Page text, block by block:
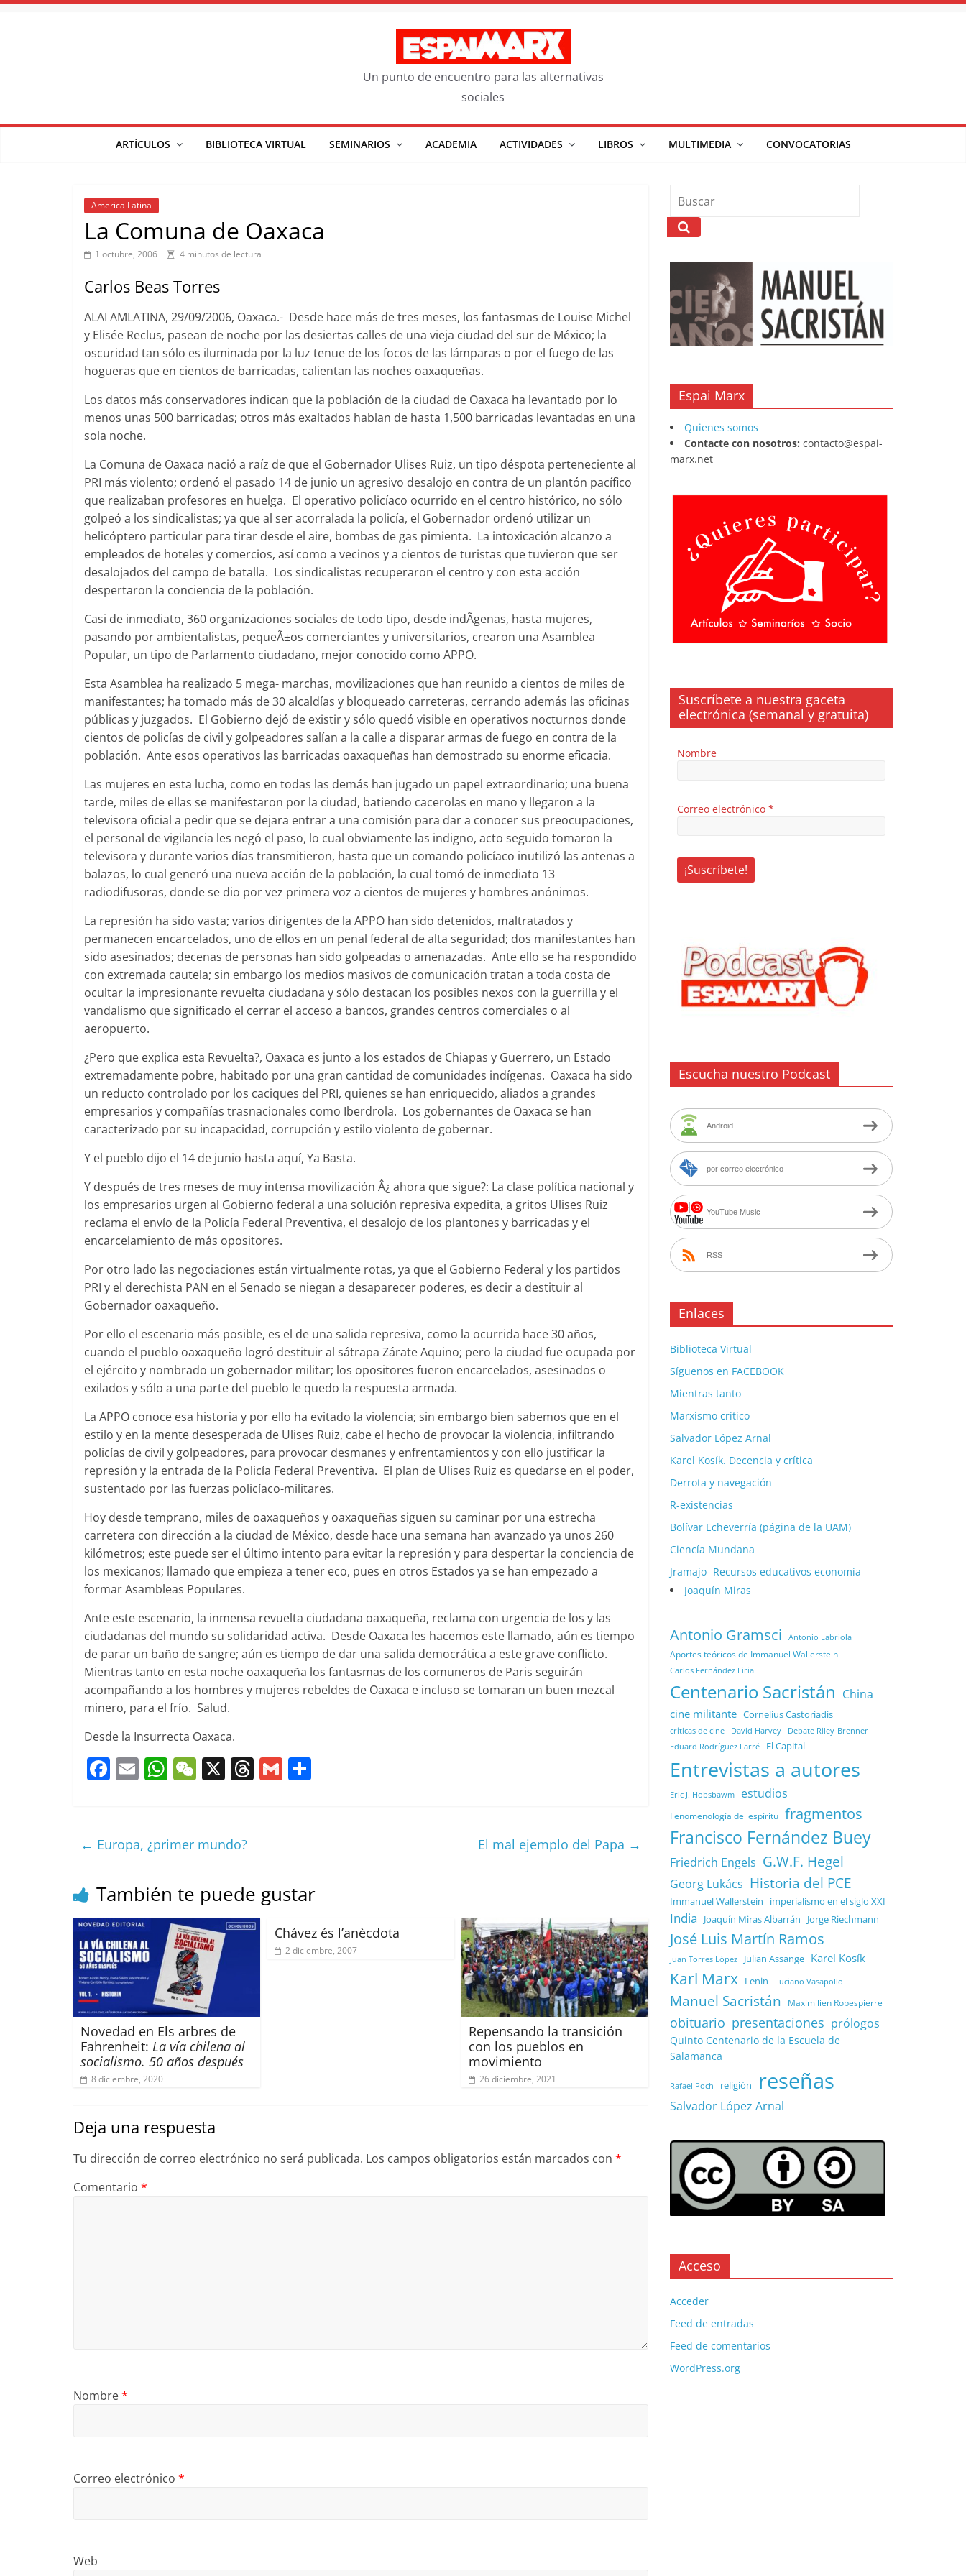
Saltar
Un punto de encuentro para las alternativas
sociales
ARTÍCULOS BIBLIOTECA VIRTUAL SEMINARIOS ACADEMIA ACTIVIDADES LIBROS MULTIMEDIA CONVOCATORIAS
America Latina
La Comuna de Oaxaca
1 octubre, 2006 4 minutos de lectura
Carlos Beas Torres
ALAI AMLATINA, 29/09/2006, Oaxaca.- Desde hace más de tres meses, los fantasmas de Louise Michel
y Elisée Reclus, pasean de noche por las desiertas calles de una vieja ciudad del sur de México; la
oscuridad tan sólo es iluminada por la luz tenue de los focos de las lámparas o por el fuego de las
hogueras que en cientos de barricadas, calientan las noches oaxaqueñas.
Los datos más conservadores indican que la población de la ciudad de Oaxaca ha levantado por lo
menos unas 500 barricadas; otros más exaltados hablan de hasta 1,500 barricadas levantadas en una
sola noche.
La Comuna de Oaxaca nació a raí­z de que el Gobernador Ulises Ruiz, un tipo déspota perteneciente al
PRI más violento; ordenó el pasado 14 de junio un agresivo desalojo en contra de un plantón pací­fico
que realizaban profesores en huelga. El operativo policíaco ocurrido en el centro histórico, no sólo
golpeó a los sindicalistas; ya que al ser acorralada la policí­a, el Gobernador ordenó utilizar un
helicóptero particular para tirar desde el aire, bombas de gas pimienta. La intoxicación alcanzo a
empleados de hoteles y comercios, así­ como a vecinos y a cientos de turistas que tuvieron que ser
desalojados del campo de batalla. Los sindicalistas recuperaron el centro y con esta acción
despertaron la conciencia de la población.
Casi de inmediato, 360 organizaciones sociales de todo tipo, desde indÃ­genas, hasta mujeres,
pasando por ambientalistas, pequeÃ±os comerciantes y universitarios, crearon una Asamblea
Popular, un tipo de Parlamento ciudadano, mejor conocido como APPO.
Esta Asamblea ha realizado 5 mega- marchas, movilizaciones que han reunido a cientos de miles de
manifestantes; ha tomado más de 30 alcaldías y bloqueado carreteras, cerrando además las oficinas
públicas y juzgados. El Gobierno dejó de existir y sólo quedó visible en operativos nocturnos donde
cientos de policías de civil y golpeadores salían a la calle a disparar armas de fuego en contra de la
población. Ante esos operativos las barricadas oaxaqueñas han demostrado su enorme eficacia.
Las mujeres en esta lucha, como en todas las demás han jugado un papel extraordinario; una buena
tarde, miles de ellas se manifestaron por la ciudad, batiendo cacerolas en mano y llegaron a la
televisora oficial a pedir que se dejara entrar a una comisión para dar a conocer sus preocupaciones,
el personal de vigilancia les negó el paso, lo cual obviamente las indigno, acto seguido tomaron la
televisora y durante varios días transmitieron, hasta que un comando policíaco inutilizó las antenas a
balazos, lo cual generó una nueva acción de la población, la cual tomó de inmediato 13
radiodifusoras, donde se dio por vez primera voz a cientos de mujeres y hombres anónimos.
La represión ha sido vasta; varios dirigentes de la APPO han sido detenidos, maltratados y
permanecen encarcelados, uno de ellos en un penal federal de alta seguridad; dos manifestantes han
sido asesinados; decenas de personas han sido golpeadas o amenazadas. Ante ello se ha respondido
con extremada cautela; sin embargo los medios masivos de comunicación tratan a toda costa de
ocultar la impresionante revuelta ciudadana y sólo destacan los posibles nexos con la guerrilla y el
vandalismo que significado el cerrar el acceso a bancos, grandes centros comerciales o al
aeropuerto.
¿Pero que explica esta Revuelta?, Oaxaca es junto a los estados de Chiapas y Guerrero, un Estado
extremadamente pobre, habitado por una gran cantidad de comunidades indígenas. Oaxaca ha sido
un reducto controlado por los caciques del PRI, quienes se han enriquecido, aliados a grandes
empresarios y compañías trasnacionales como Iberdrola. Los gobernantes de Oaxaca se han
caracterizado por su incapacidad, corrupción y estilo violento de gobernar.
Y el pueblo dijo el 14 de junio hasta aquí, Ya Basta.
Y después de tres meses de muy intensa movilización Â¿ ahora que sigue?: La clase política nacional y
los empresarios urgen al Gobierno federal a una solución represiva expedita, a gritos Ulises Ruiz
reclama el enví­o de la Policía Federal Preventiva, el desalojo de los plantones y barricadas y el
encarcelamiento de más opositores.
Por otro lado las negociaciones están virtualmente rotas, ya que el Gobierno Federal y los partidos
PRI y el derechista PAN en el Senado se niegan a desaparecer poderes, es decir a destituir al
Gobernador oaxaqueño.
Por ello el escenario más posible, es el de una salida represiva, como la ocurrida hace 30 años,
cuando el pueblo oaxaqueño logró destituir al sátrapa Zárate Aquino; pero la ciudad fue ocupada por
el ejército y nombrado un gobernador militar; los opositores fueron encarcelados, asesinados o
exilados y sólo a una parte del pueblo le quedo la respuesta armada.
La APPO conoce esa historia y por ello ha evitado la violencia; sin embargo bien sabemos que en el
estilo y en la mente desesperada de Ulises Ruiz, cabe el hecho de provocar la violencia, infiltrando
policí­as de civil y golpeadores, para provocar desmanes y enfrentamientos y con ello justificar la
represión y la entrada de la Policí­a Federal Preventiva. El plan de Ulises Ruiz es quedarse en el poder,
sustentado por las fuerzas policíaco-militares.
Hoy desde temprano, miles de oaxaqueños y oaxaqueñas siguen su caminar por una estrecha
carretera con dirección a la ciudad de México, desde hace una semana han avanzado ya unos 260
kilómetros; este puede ser el último intento para evitar la represión y para despertar la conciencia de
los mexicanos; llamado que empieza a tener eco, pues en otros Estados ya se han empezado a
formar Asambleas Populares.
Ante este escenario, la inmensa revuelta ciudadana oaxaqueña, reclama con urgencia de los y las
ciudadanas del mundo su solidaridad activa. Desde Oaxaca les hacemos este llamado, aún es tiempo
de parar un baño de sangre; aún es tiempo de dar una salida democrática a este grave conflicto.
Mientras tanto en esta noche oaxaqueña los fantasmas de los comuneros de Paris seguirán
acompañando a los hombres y mujeres rebeldes de Oaxaca e incluso se tomaran un buen mezcal
minero, para el frí­o. Salud.
Desde la Insurrecta Oaxaca.
F
e
o
o
k
E
l
W
s
p
p
W
h
X T
s
G
tir
← Europa, ¿primer mundo? El mal ejemplo del Papa →
También te puede gustar
Novedad en Els arbres de
Fahrenheit: La vía chilena al
socialismo. 50 años después
8 diciembre, 2020
Chávez és l’anècdota
2 diciembre, 2007
Repensando la transición
con los pueblos en
movimiento
26 diciembre, 2021
Deja una respuesta
Tu dirección de correo electrónico no será publicada. Los campos obligatorios están marcados con *
Comentario *
Nombre*
Correo electrónico *
Web
Espai Marx
Quienes somos
Contacte con nosotros: contacto@espai-
marx.net
Suscríbete a nuestra gaceta
electrónica (semanal y gratuita)
Nombre
Correo electrónico *
Escucha nuestro Podcast
Android
por correo electrónico
YouTube Music
RSS
Enlaces
Biblioteca Virtual
Síguenos en FACEBOOK
Mientras tanto
Marxismo crítico
Salvador López Arnal
Karel Kosík. Decencia y crítica
Derrota y navegación
R-existencias
Bolívar Echeverría (página de la UAM)
Ciencía Mundana
Jramajo- Recursos educativos economía
Joaquín Miras
Antonio Gramsci Antonio Labriola
Aportes teóricos de Immanuel Wallerstein
Carlos Fernández Liria
Centenario Sacristán China
cine militante Cornelius Castoriadis
críticas de cine David Harvey Debate Riley-Brenner
Eduard Rodríguez Farré El Capital
Entrevistas a autores
Eric J. Hobsbawm estudios
Fenomenología del espíritu fragmentos
Francisco Fernández Buey
Friedrich Engels G.W.F. Hegel
Georg Lukács Historia del PCE
Immanuel Wallerstein imperialismo en el siglo XXI
India Joaquín Miras Albarrán Jorge Riechmann
José Luis Martín Ramos
Juan Torres López Julian Assange Karel Kosík
Karl Marx Lenin Luciano Vasapollo
Manuel Sacristán Maximilien Robespierre
obituario presentaciones prólogos
Quinto Centenario de la Escuela de
Salamanca
Rafael Poch religión reseñas
Salvador López Arnal
Acceso
Acceder
Feed de entradas
Feed de comentarios
WordPress.org